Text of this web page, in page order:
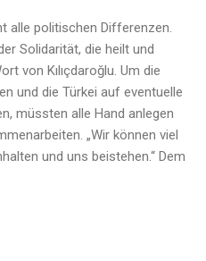
alle politischen Differenzen.
Solidarität, die heilt und
von Kılıçdaroğlu. Um die
und die Türkei auf eventuelle
müssten alle Hand anlegen
„Wir können viel
und uns beistehen.“ Dem